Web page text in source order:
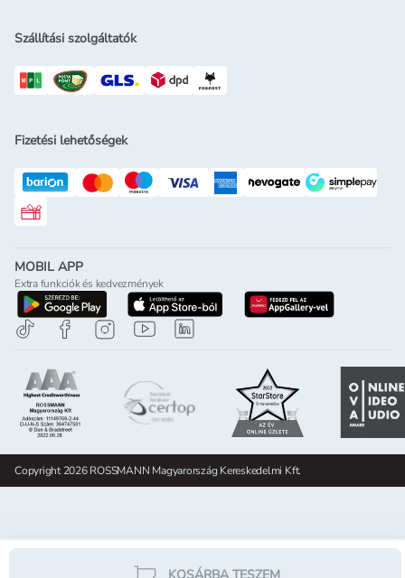
Szállítási szolgáltatók
Fizetési lehetőségek
Rossmann ajándékkártya
MOBIL APP
Extra funkciók és kedvezmények
letöltés a google-play-rölletöltés az app-store-ból
letöltés
Copyright 2026 ROSSMANN Magyarország Kereskedelmi Kft.